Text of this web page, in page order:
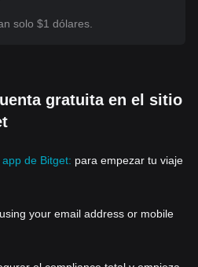
solo $1 dólares.
gratuita en el sitio
app de Bitget: para empezar tu viaje
your email address or mobile